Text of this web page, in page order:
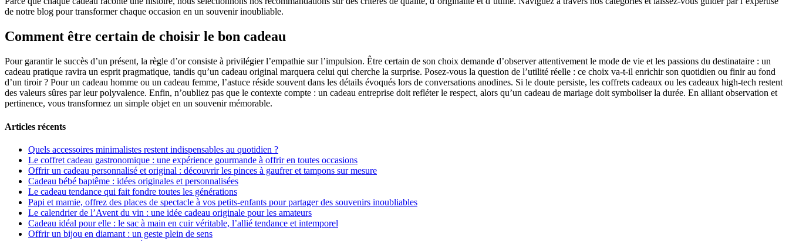
de notre blog pour transformer chaque occasion en un souvenir inoubliable.
Comment être certain de choisir le bon cadeau
Pour garantir le succès d’un présent, la règle d’or consiste à privilégier l’empathie sur l’impulsion. Être certain de son choix demande d’observer attentivement le mode de vie et les passions du destinataire : un
cadeau pratique ravira un esprit pragmatique, tandis qu’un cadeau original marquera celui qui cherche la surprise. Posez-vous la question de l’utilité réelle : ce choix va-t-il enrichir son quotidien ou finir au fond
d’un tiroir ? Pour un cadeau homme ou un cadeau femme, l’astuce réside souvent dans les détails évoqués lors de conversations anodines. Si le doute persiste, les coffrets cadeaux ou les cadeaux high-tech restent
des valeurs sûres par leur polyvalence. Enfin, n’oubliez pas que le contexte compte : un cadeau entreprise doit refléter le respect, alors qu’un cadeau de mariage doit symboliser la durée. En alliant observation et
pertinence, vous transformez un simple objet en un souvenir mémorable.
Articles récents
Quels accessoires minimalistes restent indispensables au quotidien ?
Le coffret cadeau gastronomique : une expérience gourmande à offrir en toutes occasions
Offrir un cadeau personnalisé et original : découvrir les pinces à gaufrer et tampons sur mesure
Cadeau bébé baptême : idées originales et personnalisées
Le cadeau tendance qui fait fondre toutes les générations
Papi et mamie, offrez des places de spectacle à vos petits-enfants pour partager des souvenirs inoubliables
Le calendrier de l’Avent du vin : une idée cadeau originale pour les amateurs
Cadeau idéal pour elle : le sac à main en cuir véritable, l’allié tendance et intemporel
Offrir un bijou en diamant : un geste plein de sens